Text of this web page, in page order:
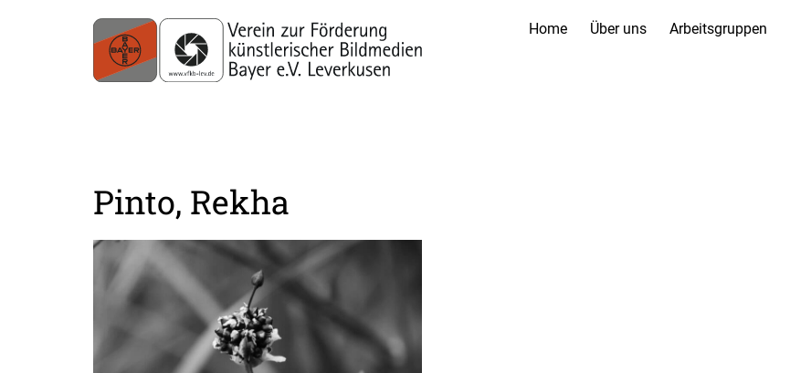
Home Über uns Arbeitsgruppen
Pinto, Rekha